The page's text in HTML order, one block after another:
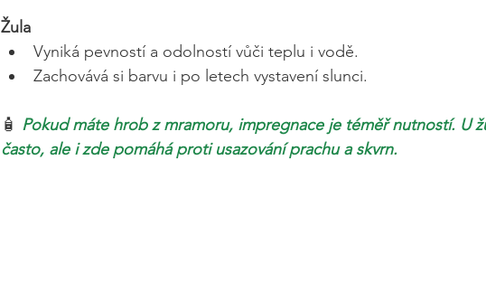
Žula
Vyniká pevností a odolností vůči teplu i vodě.
Zachovává si barvu i po letech vystavení slunci.
🧴 Pokud máte hrob z mramoru, impregnace je téměř nutností. U
často, ale i zde pomáhá proti usazování prachu a skvrn.